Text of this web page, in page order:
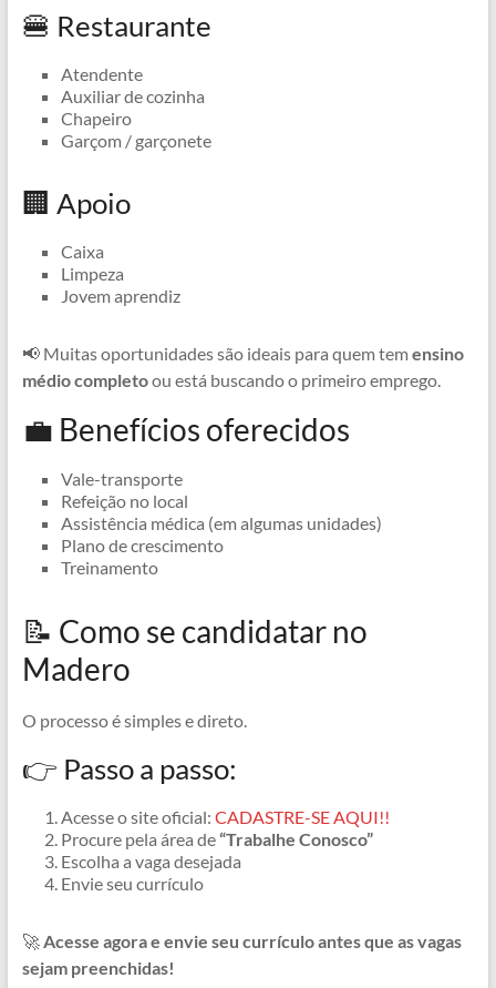
🍔 Restaurante
Atendente
Auxiliar de cozinha
Chapeiro
Garçom / garçonete
🏢 Apoio
Caixa
Limpeza
Jovem aprendiz
📢 Muitas oportunidades são ideais para quem temensino
médio completoou está buscando o primeiro emprego.
💼 Benefícios oferecidos
Vale-transporte
Refeição no local
Assistência médica (em algumas unidades)
Plano de crescimento
Treinamento
📝 Como se candidatar no
Madero
O processo é simples e direto.
👉 Passo a passo:
Acesse o site oficial: CADASTRE-SE AQUI!!
Procure pela área de“Trabalhe Conosco”
Escolha a vaga desejada
Envie seu currículo
🚀Acesse agora e envie seu currículo antes que as vagas
sejam preenchidas!